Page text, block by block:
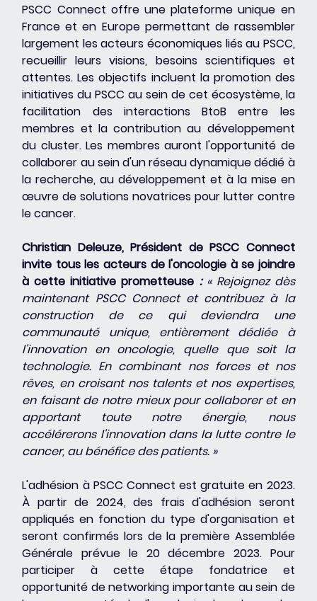
PSCC Connect offre une plateforme unique en
France et en Europe permettant de rassembler
largement les acteurs économiques liés au PSCC,
recueillir leurs visions, besoins scientifiques et
attentes. Les objectifs incluent la promotion des
initiatives du PSCC au sein de cet écosystème, la
facilitation des interactions BtoB entre les
membres et la contribution au développement
du cluster. Les membres auront l'opportunité de
collaborer au sein d'un réseau dynamique dédié à
la recherche, au développement et à la mise en
œuvre de solutions novatrices pour lutter contre
le cancer.
Christian Deleuze, Président de PSCC Connect
invite tous les acteurs de l'oncologie à se joindre
à cette initiative prometteuse : « Rejoignez dès
maintenant PSCC Connect et contribuez à la
construction de ce qui deviendra une
communauté unique, entièrement dédiée à
l'innovation en oncologie, quelle que soit la
technologie. En combinant nos forces et nos
rêves, en croisant nos talents et nos expertises,
en faisant de notre mieux pour collaborer et en
apportant toute notre énergie, nous
accélérerons l'innovation dans la lutte contre le
cancer, au bénéfice des patients. »
L'adhésion à PSCC Connect est gratuite en 2023.
À partir de 2024, des frais d'adhésion seront
appliqués en fonction du type d'organisation et
seront confirmés lors de la première Assemblée
Générale prévue le 20 décembre 2023. Pour
participer à cette étape fondatrice et
opportunité de networking importante au sein de